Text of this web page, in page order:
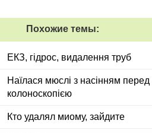
Похожие темы:
ЕКЗ, гідрос, видалення труб
Наїлася мюслі з насінням перед
колоноскопією
Кто удалял миому, зайдите